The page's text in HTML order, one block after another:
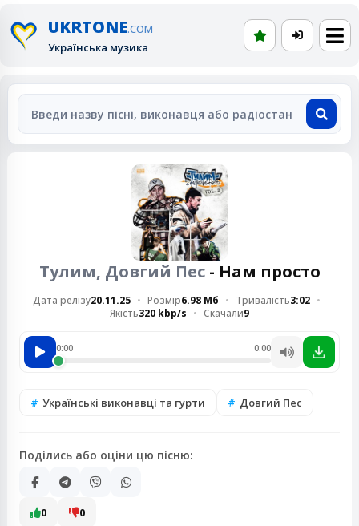
UKRTONE.COM
Українська музика
Тулим, Довгий Пес- Нам просто
Дата релізу20.11.25 Розмір6.98 Мб Тривалість3:02
Якість320 kbp/s Скачали9
0:00 0:00
Українські виконавці та гурти Довгий Пес
Поділись або оціни цю пісню:
0 0